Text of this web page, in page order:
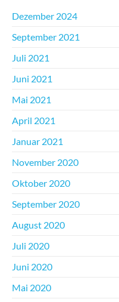
Dezember 2024
September 2021
Juli 2021
Juni 2021
Mai 2021
April 2021
Januar 2021
November 2020
Oktober 2020
September 2020
August 2020
Juli 2020
Juni 2020
Mai 2020